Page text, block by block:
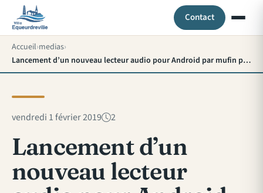
Contact
Accueil medias
Lancement d’un nouveau lecteur audio pour Android par mufin permettant d’écouter sa musique en ligne
vendredi 1 février 2019 2
Lancement d’un
nouveau lecteur